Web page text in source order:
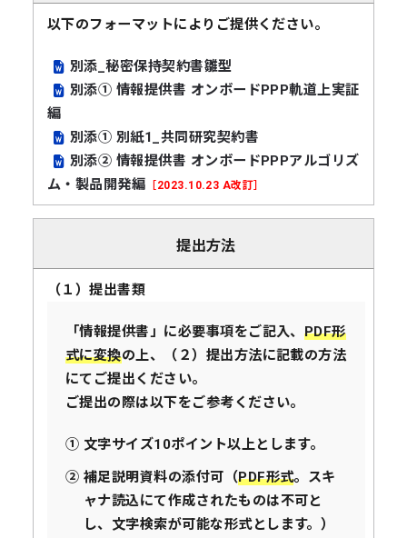
以下のフォーマットによりご提供ください。
別添_秘密保持契約書雛型
別添① 情報提供書 オンボードPPP軌道上実証
編
別添① 別紙1_共同研究契約書
別添② 情報提供書 オンボードPPPアルゴリズ
ム・製品開発編 ［2023.10.23 A改訂］
提出方法
（１）提出書類
「情報提供書」に必要事項をご記入、 PDF形
式に変換の上、（２）提出方法に記載の方法
にてご提出ください。
ご提出の際は以下をご参考ください。
文字サイズ10ポイント以上とします。
補足説明資料の添付可（PDF形式。スキ
ャナ読込にて作成されたものは不可と
し、文字検索が可能な形式とします。）